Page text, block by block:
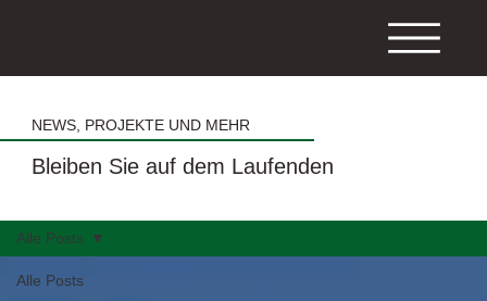
NEWS, PROJEKTE UND MEHR
Bleiben Sie auf dem Laufenden
Alle Posts
Alle Posts